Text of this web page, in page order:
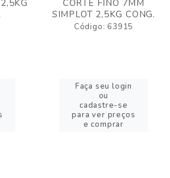
CORTE FINO 7MM
SIMPLOT 2,5KG CONG.
Código: 63915
Faça seu login
ou
cadastre-se
para ver preços
e comprar